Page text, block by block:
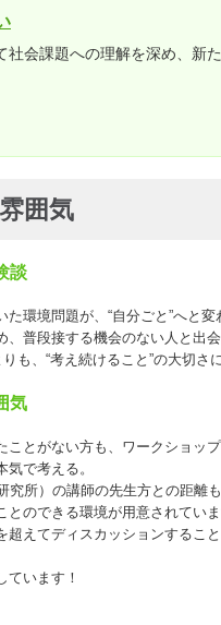
社会課題への理解を深め、新
囲気
談
た環境問題が、“自分ごと”へと変
、普段接する機会のない人と出
りも、“考え続けること”の大切さ
気
ことがない方も、ワークショッ
で考える。
究所）の講師の先生方との距離
のできる環境が用意されていま
超えてディスカッションするこ
ています！